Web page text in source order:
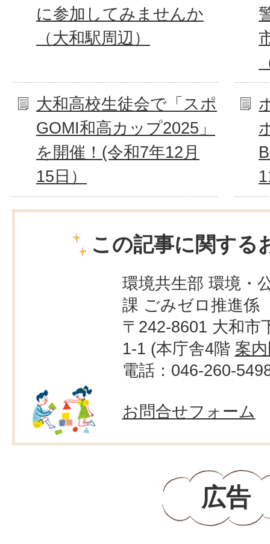
に参加してみませんか
（大和駅周辺）
大和高校生徒会で「スポ
GOMI和高カップ2025」
を開催！(令和7年12月
15日）
この記事に関する
環境共生部 環境・
課 ごみゼロ推進係
〒242-8601 大和市
1-1 (本庁舎4階 案
電話：046-260-
お問合せフォーム
広告